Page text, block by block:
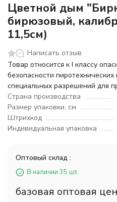
Цветной дым
бирюзовый,
11,5см)
Написать отзыв
Товар относится к I классу
безопасности
специальных разрешений для
Страна производства
Размер упаковки, см
Штрихкод
Индивидуальная упаковка
Оптовый склад :
В наличии 35 шт.
базовая оптовая